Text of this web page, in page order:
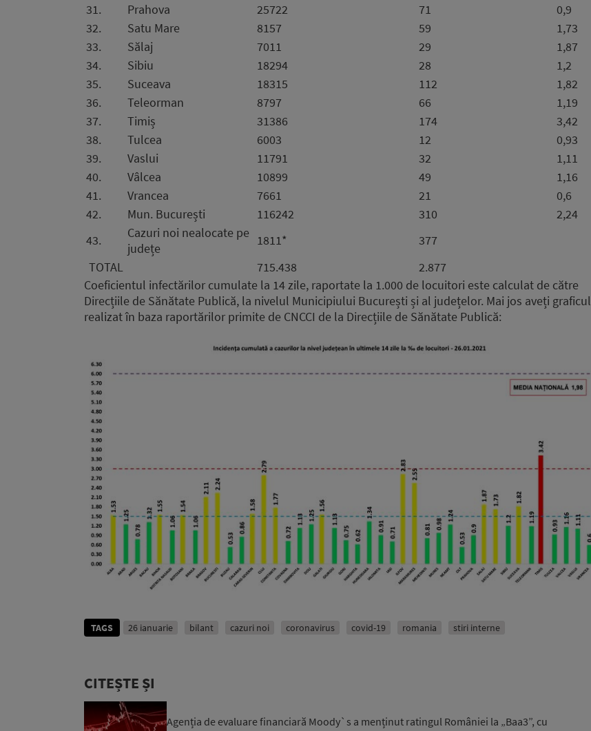
31.
Prahova 25722 71
0,9
32.
Satu Mare 8157 59
1,73
33.
Sălaj 7011 29
1,87
34.
Sibiu 18294 28
1,2
35.
Suceava 18315 112
1,82
36.
Teleorman 8797 66
1,19
37.
Timiș 31386 174
3,42
38.
Tulcea 6003 12
0,93
39.
Vaslui 11791 32
1,11
40.
Vâlcea 10899 49
1,16
41.
Vrancea 7661 21
0,6
42.
Mun. București 116242 310
2,24
43.
Cazuri noi nealocate pe
județe
1811*
377
TOTAL
715.438
2.877
Coeficientul infectărilor cumulate la 14 zile, raportate la 1.000 de locuitori este calculat de către
Direcțiile de Sănătate Publică, la nivelul Municipiului București și al județelor. Mai jos aveți graficul
realizat în baza raportărilor primite de CNCCI de la Direcțiile de Sănătate Publică:
TAGS 26 ianuarie bilant cazuri noi coronavirus covid-19 romania stiri interne
CITEȘTE ȘI
Agenția de evaluare financiară Moody`s a menținut ratingul României la „Baa3”, cu